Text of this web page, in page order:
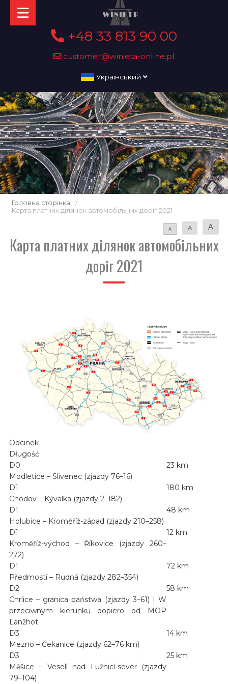
+48 33 813 90 00
customer@winieta-online.pl
Український
Головна сторінка
/
Карта платних ділянок автомобільних доріг 2021
A A A
Карта платних ділянок автомобільних
доріг 2021
Odcinek
Długość
D0
Modletice – Slivenec (zjazdy 76–16)
23 km
D1
Chodov – Kývalka (zjazdy 2–182)
180 km
D1
Holubice – Kroměříž-západ (zjazdy 210–258)
48 km
D1
Kroměříž-východ – Říkovice (zjazdy 260–
272)
12 km
D1
Předmostí – Rudná (zjazdy 282–354)
72 km
D2
Chrlice – granica państwa (zjazdy 3–61) | W
przeciwnym kierunku dopiero od MOP
Lanžhot
58 km
D3
Mezno – Čekanice (zjazdy 62–76 km)
14 km
D3
Měšice – Veselí nad Lužnicí-sever (zjazdy
79–104)
25 km